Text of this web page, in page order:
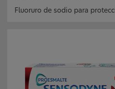
Fluoruro de sodio para